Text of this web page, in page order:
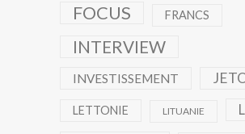
FOCUS FRANCS
INTERVIEW
INVESTISSEMENT
LETTONIE LITUANIE